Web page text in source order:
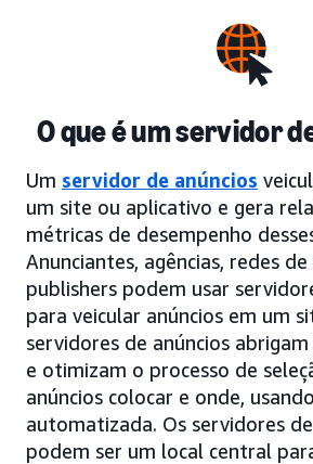
O que é um servidor
Um servidor de anúncios
um site ou aplicativo e gera
métricas de desempenho
Anunciantes, agências, redes de
publishers podem usar
para veicular anúncios em um
servidores de anúncios
e otimizam o processo de
anúncios colocar e onde,
automatizada. Os servidores
podem ser um local central